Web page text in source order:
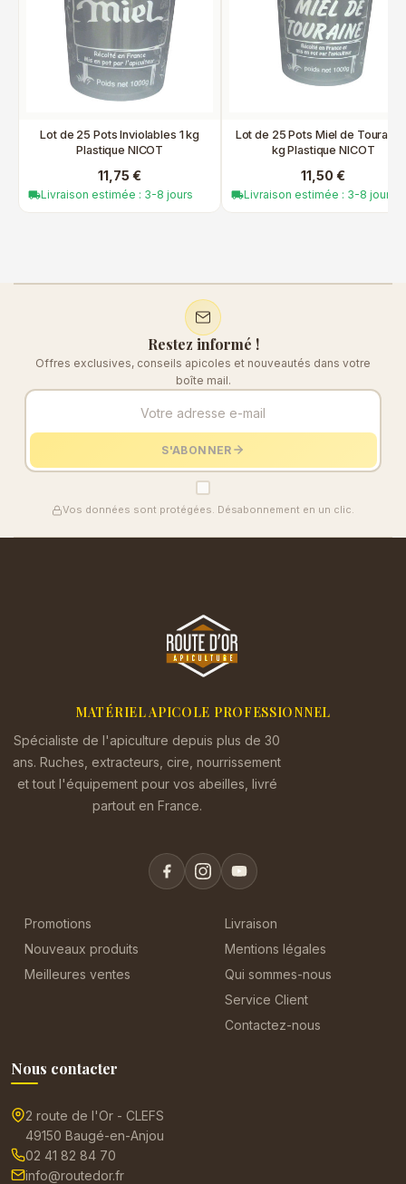
Lot de 25 Pots Inviolables 1 kg
Plastique NICOT
11,75 €
local_shippingLivraison estimée : 3-8 jours
Lot de 25 Pots Miel de Touraine
kg Plastique NICOT
11,50 €
local_shippingLivraison estimée : 3-8 jours
Restez informé !
Offres exclusives, conseils apicoles et nouveautés dans votre
boîte mail.
S'ABONNER
Vos données sont protégées. Désabonnement en un clic.
MATÉRIEL APICOLE PROFESSIONNEL
Spécialiste de l'apiculture depuis plus de 30
ans. Ruches, extracteurs, cire, nourrissement
et tout l'équipement pour vos abeilles, livré
partout en France.
Promotions
Nouveaux produits
Meilleures ventes
Livraison
Mentions légales
Qui sommes-nous
Service Client
Contactez-nous
Nous contacter
2 route de l'Or - CLEFS
49150 Baugé-en-Anjou
02 41 82 84 70
info@routedor.fr